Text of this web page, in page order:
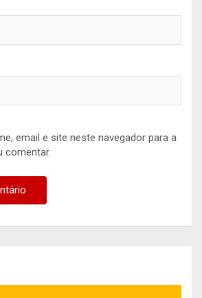
email e site neste navegador para a
comentar.